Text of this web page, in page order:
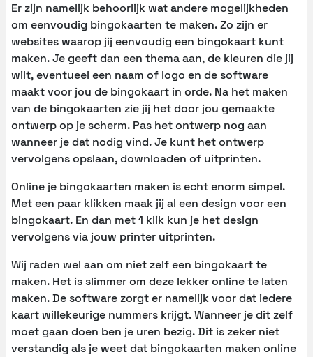
Er zijn namelijk behoorlijk wat andere mogelijkheden
om eenvoudig bingokaarten te maken. Zo zijn er
websites waarop jij eenvoudig een bingokaart kunt
maken. Je geeft dan een thema aan, de kleuren die jij
wilt, eventueel een naam of logo en de software
maakt voor jou de bingokaart in orde. Na het maken
van de bingokaarten zie jij het door jou gemaakte
ontwerp op je scherm. Pas het ontwerp nog aan
wanneer je dat nodig vind. Je kunt het ontwerp
vervolgens opslaan, downloaden of uitprinten.
Online je bingokaarten maken is echt enorm simpel.
Met een paar klikken maak jij al een design voor een
bingokaart. En dan met 1 klik kun je het design
vervolgens via jouw printer uitprinten.
Wij raden wel aan om niet zelf een bingokaart te
maken. Het is slimmer om deze lekker online te laten
maken. De software zorgt er namelijk voor dat iedere
kaart willekeurige nummers krijgt. Wanneer je dit zelf
moet gaan doen ben je uren bezig. Dit is zeker niet
verstandig als je weet dat bingokaarten maken online